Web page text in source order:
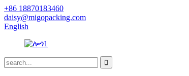
+86 18870183460
daisy@migopacking.com
English